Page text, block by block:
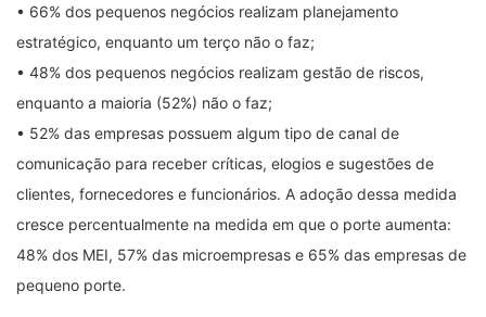
• 66% dos pequenos negócios realizam planejamento
estratégico, enquanto um terço não o faz;
• 48% dos pequenos negócios realizam gestão de riscos,
enquanto a maioria (52%) não o faz;
• 52% das empresas possuem algum tipo de canal de
comunicação para receber críticas, elogios e sugestões de
clientes, fornecedores e funcionários. A adoção dessa medida
cresce percentualmente na medida em que o porte aumenta:
48% dos MEI, 57% das microempresas e 65% das empresas de
pequeno porte.